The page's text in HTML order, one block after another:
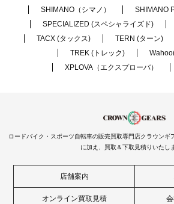
SHIMANO（シマノ）
SHIMANO
SPECIALIZED (スペシャライズド)
TACX (タックス)
TERN (ターン)
TREK (トレック)
XPLOVA（エクスプローバ）
ロードバイク・スポーツ自転車の販売買取専門店クラウン
に加え、買取＆下取見積りいたし
店舗案内
オンライン買取見積